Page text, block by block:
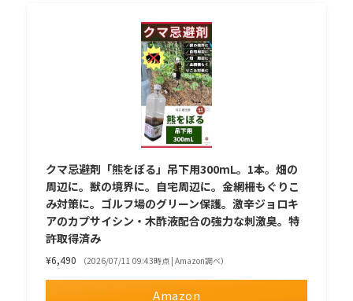
クマ忌避剤「熊をぼる」吊下用300mL。1本。畑の
周辺に。獣の境界に。自宅周辺に。金網柵もぐりこ
み対策に。ゴルフ場のグリーン保護。激辛ジョロキ
アのカプサイシン・木酢液配合の強力な刺激臭。特
許取得済み
¥6,490 （2026/07/11 09:43時点 | Amazon調べ）
Amazon